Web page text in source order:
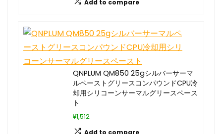
Add to compare
QNPLUM QM850 25gシルバーサーマ
ルペーストグリースコンパウンドCPU冷
却用シリコーンサーマルグリースペース
ト
¥1,512
Add to compare